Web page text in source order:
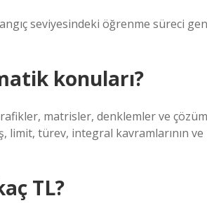
​​seviyesindeki öğrenme süreci
konuları?
matrisler, denklemler ve
türev, integral kavramlarının ve
TL?